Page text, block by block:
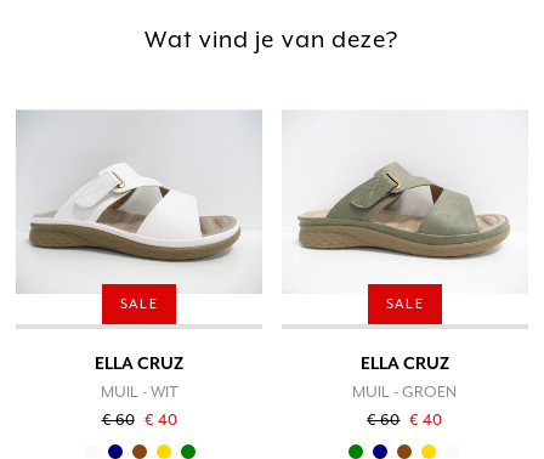
Wat vind je van deze?
SALE
ELLA CRUZ
MUIL - WIT
€ 60 € 40
SALE
ELLA CRUZ
MUIL - GROEN
€ 60 € 40